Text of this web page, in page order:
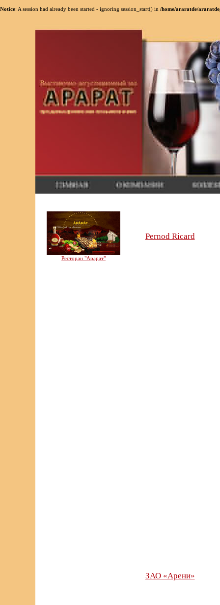
Notice: A session had already been started - ignoring session_start() in /home/araratde/
Ресторан "Арарат"
Pernod Ricard
ЗАО «Арени»